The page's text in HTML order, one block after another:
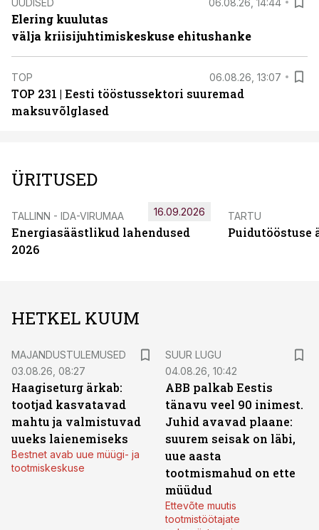
Elering kuulutas
välja kriisijuhtimiskeskuse ehitushanke
TOP 06.08.26, 13:07
TOP 231 | Eesti tööstussektori suuremad
maksuvõlglased
ÜRITUSED
TALLINN - IDA-VIRUMAA
Energiasäästlikud lahendused
2026
16.09.2026 TARTU
Puidutööstuse
HETKEL KUUM
MAJANDUSTULEMUSED
03.08.26, 08:27
Haagiseturg ärkab:
tootjad kasvatavad
mahtu ja valmistuvad
uueks laienemiseks
Bestnet avab uue müügi- ja
tootmiskeskuse
SUUR LUGU
04.08.26, 10:42
ABB palkab Eestis
tänavu veel 90 inimest.
Juhid avavad plaane:
suurem seisak on läbi,
uue aasta
tootmismahud on ette
müüdud
Ettevõte muutis
tootmistöötajate